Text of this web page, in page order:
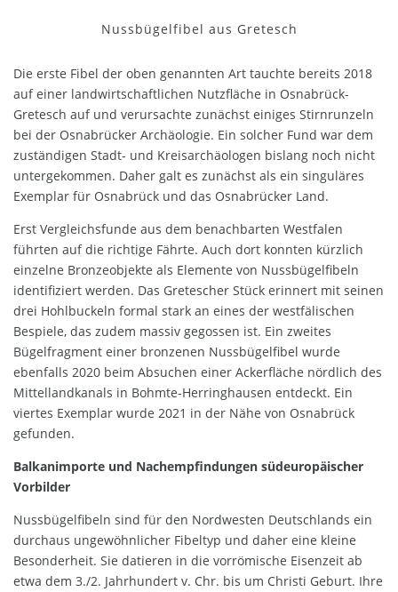
Nussbügelfibel aus Gretesch
Die erste Fibel der oben genannten Art tauchte bereits 2018
auf einer landwirtschaftlichen Nutzfläche in Osnabrück-
Gretesch auf und verursachte zunächst einiges Stirnrunzeln
bei der Osnabrücker Archäologie. Ein solcher Fund war dem
zuständigen Stadt- und Kreisarchäologen bislang noch nicht
untergekommen. Daher galt es zunächst als ein singuläres
Exemplar für Osnabrück und das Osnabrücker Land.
Erst Vergleichsfunde aus dem benachbarten Westfalen
führten auf die richtige Fährte. Auch dort konnten kürzlich
einzelne Bronzeobjekte als Elemente von Nussbügelfibeln
identifiziert werden. Das Gretescher Stück erinnert mit seinen
drei Hohlbuckeln formal stark an eines der westfälischen
Bespiele, das zudem massiv gegossen ist. Ein zweites
Bügelfragment einer bronzenen Nussbügelfibel wurde
ebenfalls 2020 beim Absuchen einer Ackerfläche nördlich des
Mittellandkanals in Bohmte-Herringhausen entdeckt. Ein
viertes Exemplar wurde 2021 in der Nähe von Osnabrück
gefunden.
Balkanimporte und Nachempfindungen südeuropäischer
Vorbilder
Nussbügelfibeln sind für den Nordwesten Deutschlands ein
durchaus ungewöhnlicher Fibeltyp und daher eine kleine
Besonderheit. Sie datieren in die vorrömische Eisenzeit ab
etwa dem 3./2. Jahrhundert v. Chr. bis um Christi Geburt. Ihre